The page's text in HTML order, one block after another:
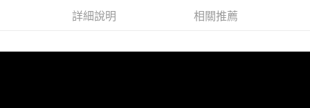
４．使用「AFTEE先享後付」時，將依據個別帳號之用戶狀況，依本公司即
時審查核予不同之上限額度；若仍有額度不足之情形，本公司將視審查結果
詳細說明 相關推薦